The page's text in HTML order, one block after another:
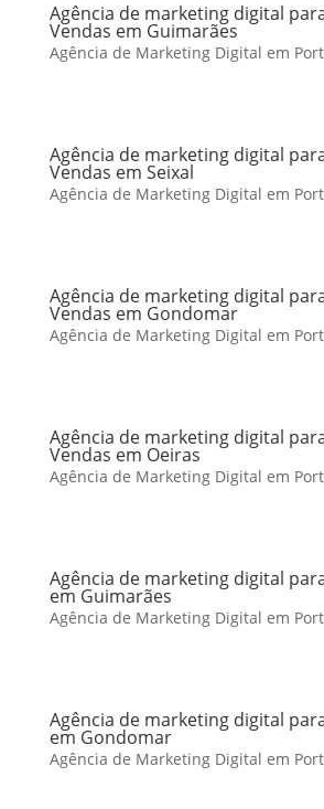
Agência de marketing digital
Vendas em Guimarães
Agência de Marketing Digital em
Agência de marketing digital
Vendas em Seixal
Agência de Marketing Digital em
Agência de marketing digital
Vendas em Gondomar
Agência de Marketing Digital em
Agência de marketing digital
Vendas em Oeiras
Agência de Marketing Digital em
Agência de marketing digital
em Guimarães
Agência de Marketing Digital em
Agência de marketing digital
em Gondomar
Agência de Marketing Digital em